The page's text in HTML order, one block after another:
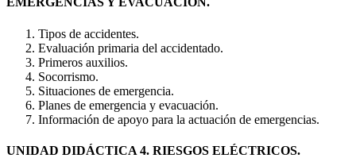
Tipos de accidentes.
Evaluación primaria del accidentado.
Primeros auxilios.
Socorrismo.
Situaciones de emergencia.
Planes de emergencia y evacuación.
Información de apoyo para la actuación de emergencias.
UNIDAD DIDÁCTICA 4. RIESGOS ELÉCTRICOS.